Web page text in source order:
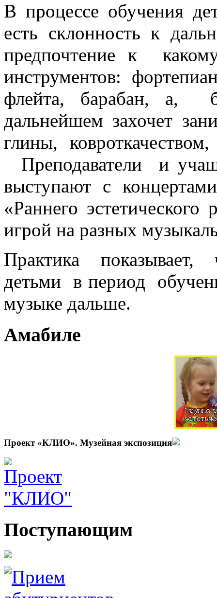
В процессе обучения
есть склонность к
предпочтение к
инструментов:
флейта, барабан, а,
дальнейшем захочет
глины,
Преподаватели и
выступают с
«Раннего
игрой на разных
Практика показывает,
детьми в период
музыке дальше.
Амабиле
Проект «КЛИО». Музейная экспозиция
Поступающим